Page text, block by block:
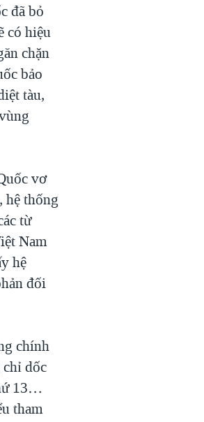
đã bỏ
có hiệu
chặn
bảo
tàu,
vơ
hệ thống
từ
Nam
hệ
đối
chính
dốc
13…
tham